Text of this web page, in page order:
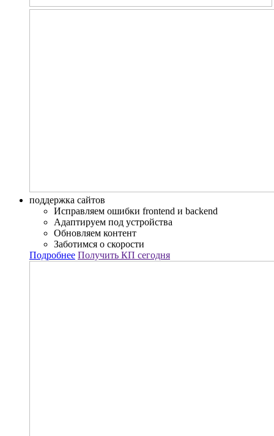
поддержка сайтов
Исправляем ошибки frontend и backend
Адаптируем под устройства
Обновляем контент
Заботимся о скорости
Подробнее Получить КП сегодня